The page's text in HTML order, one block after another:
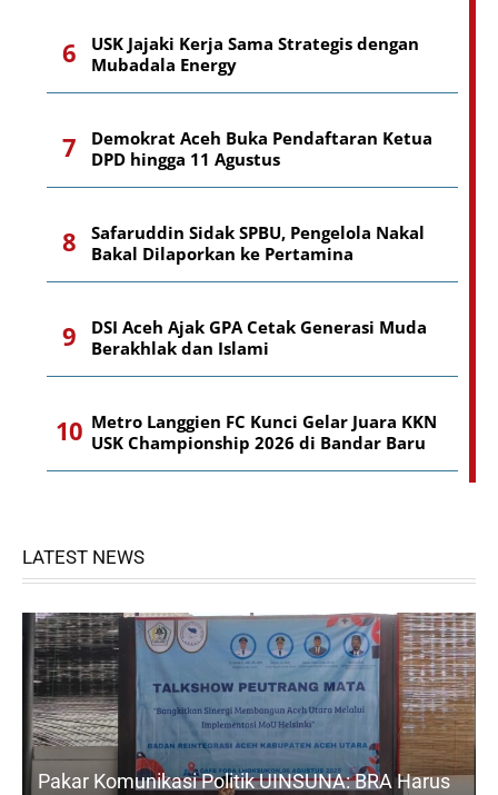
USK Jajaki Kerja Sama Strategis dengan
Mubadala Energy
Demokrat Aceh Buka Pendaftaran Ketua
DPD hingga 11 Agustus
Safaruddin Sidak SPBU, Pengelola Nakal
Bakal Dilaporkan ke Pertamina
DSI Aceh Ajak GPA Cetak Generasi Muda
Berakhlak dan Islami
Metro Langgien FC Kunci Gelar Juara KKN
USK Championship 2026 di Bandar Baru
LATEST NEWS
Pakar Komunikasi Politik UINSUNA: BRA Harus